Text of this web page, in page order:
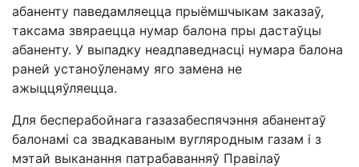
абаненту паведамляецца прыёмшчыкам заказаў,
таксама звяраецца нумар балона пры дастаўцы
абаненту. У выпадку неадпаведнасці нумара балона
раней устаноўленаму яго замена не
ажыццяўляецца.
Для бесперабойнага газазабеспячэння абанентаў
балонамі са звадкаваным вугляродным газам і з
мэтай выканання патрабаванняў Правілаў